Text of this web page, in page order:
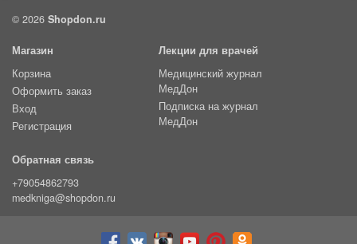
© 2026 Shopdon.ru
Магазин
Корзина
Оформить заказ
Вход
Регистрация
Лекции для врачей
Медицинский журнал
МедДон
Подписка на журнал
МедДон
Обратная связь
+79054862793
medkniga@shopdon.ru